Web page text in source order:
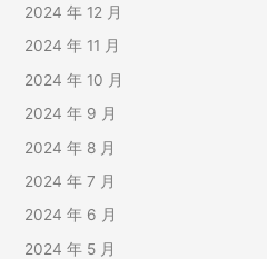
2024 年 12 月
2024 年 11 月
2024 年 10 月
2024 年 9 月
2024 年 8 月
2024 年 7 月
2024 年 6 月
2024 年 5 月